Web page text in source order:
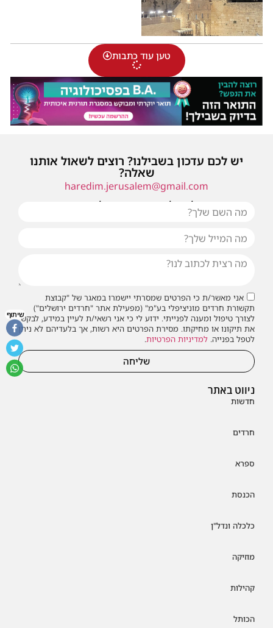
טען עוד כתבות
ניווט באתר
חדשות
חרדים
ספרא
הכנסת
כלכלה ונדל"ן
מוזיקה
קהילות
הכותל
יש לכם עדכון בשבילנו? רוצים לשאול אותנו
שאלה?
haredim.jerusalem@gmail.com
או שילחו אלינו פנייה ונחזור אליכם בהקדם
אני מאשר/ת כי הפרטים שמסרתי יישמרו במאגר של "קבוצת
תקשורת חרדים מוניציפלי בע"מ" (מפעילת אתר "חרדים ירושלים")
לצורך טיפול ומענה לפנייתי. ידוע לי כי אני רשאי/ת לעיין במידע, לבקש
את תיקונו או מחיקתו. מסירת הפרטים היא רשות, אך בלעדיהם לא ניתן
לטפל בפנייה. למדיניות הפרטיות.
שליחה
שיתוף